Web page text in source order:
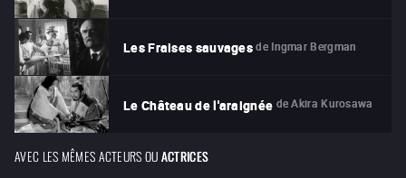
Les Fraises sauvages de Ingmar Bergman
Le Château de l'araignée de Akira Kurosawa
AVEC LES MÊMES ACTEURS OUACTRICES